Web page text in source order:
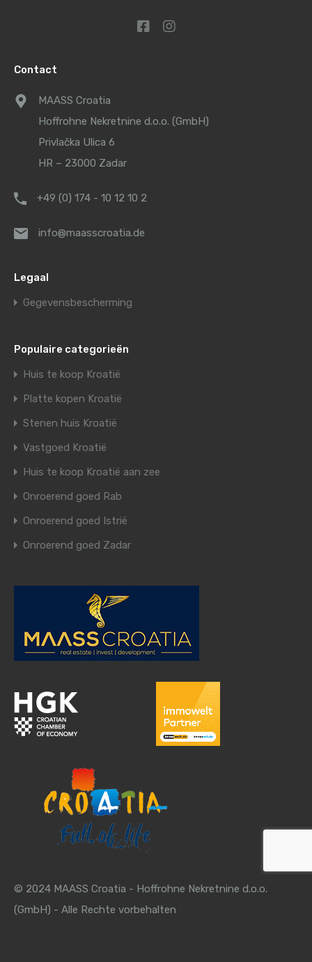
Contact
MAASS Croatia
Hoffrohne Nekretnine d.o.o. (GmbH)
Privlačka Ulica 6
HR – 23000 Zadar
+49 (0) 174 - 10 12 10 2
info@maasscroatia.de
Legaal
Gegevensbescherming
Populaire categorieën
Huis te koop Kroatië
Platte kopen Kroatië
Stenen huis Kroatië
Vastgoed Kroatië
Huis te koop Kroatië aan zee
Onroerend goed Rab
Onroerend goed Istrië
Onroerend goed Zadar
© 2024 MAASS Croatia - Hoffrohne Nekretnine d.o.o.
(GmbH) - Alle Rechte vorbehalten